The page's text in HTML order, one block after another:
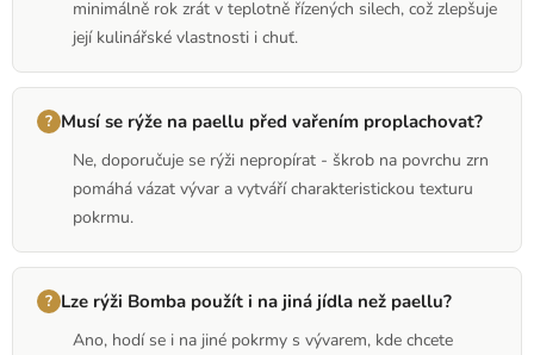
minimálně rok zrát v teplotně řízených silech, což zlepšuje
její kulinářské vlastnosti i chuť.
Musí se rýže na paellu před vařením proplachovat?
Ne, doporučuje se rýži nepropírat - škrob na povrchu zrn
pomáhá vázat vývar a vytváří charakteristickou texturu
pokrmu.
Lze rýži Bomba použít i na jiná jídla než paellu?
Ano, hodí se i na jiné pokrmy s vývarem, kde chcete